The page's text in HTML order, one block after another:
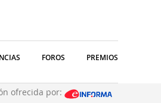
FOROS PREMIOS
ofrecida por: